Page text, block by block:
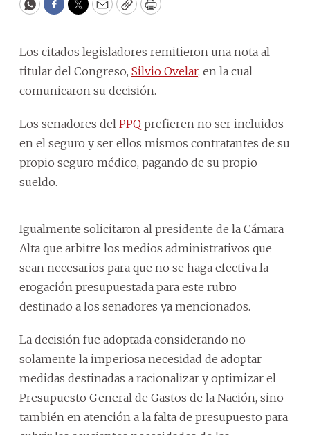
WhatsApp
Facebook
Twitter
EmailCopyPrint
Los citados legisladores remitieron una nota al
titular del Congreso, Silvio Ovelar, en la cual
comunicaron su decisión.
Los senadores del PPQ prefieren no ser incluidos
en el seguro y ser ellos mismos contratantes de su
propio seguro médico, pagando de su propio
sueldo.
Igualmente solicitaron al presidente de la Cámara
Alta que arbitre los medios administrativos que
sean necesarios para que no se haga efectiva la
erogación presupuestada para este rubro
destinado a los senadores ya mencionados.
La decisión fue adoptada considerando no
solamente la imperiosa necesidad de adoptar
medidas destinadas a racionalizar y optimizar el
Presupuesto General de Gastos de la Nación, sino
también en atención a la falta de presupuesto para